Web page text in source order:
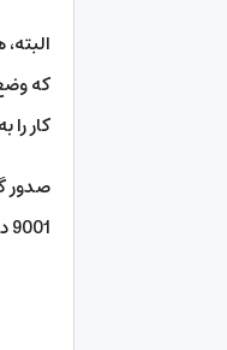
که
کار
9001 دشوار نیست، اما مستلزم ایجاد تغییرات و تعهد به آن تغییرات است.